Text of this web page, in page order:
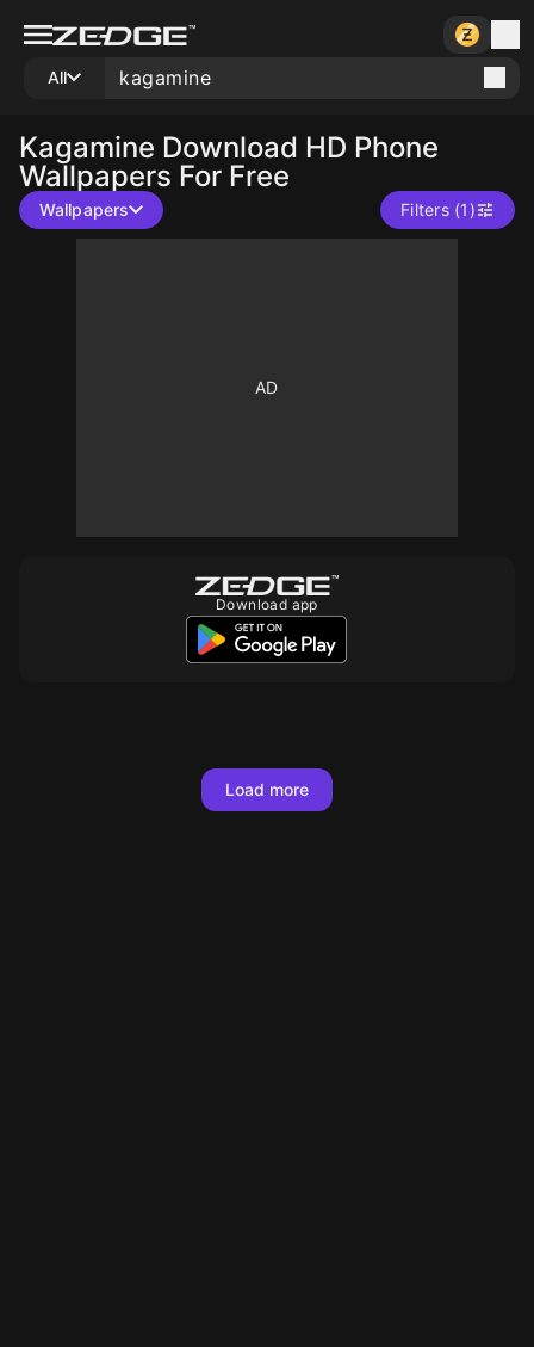
All
Kagamine Download HD Phone
Wallpapers For Free
Wallpapers Filters (1)
Download app
Load more